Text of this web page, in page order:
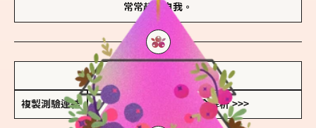
常常超越自我。
儲存我的結果圖
複製測驗連結 查看香氛類型全解析 >>>